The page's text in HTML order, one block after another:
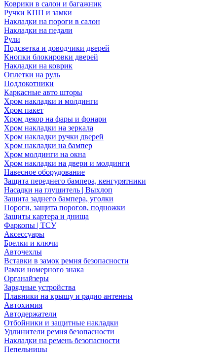
Коврики в салон и багажник
Ручки КПП и замки
Накладки на пороги в салон
Накладки на педали
Рули
Подсветка и доводчики дверей
Кнопки блокировки дверей
Накладки на коврик
Оплетки на руль
Подлокотники
Каркасные авто шторы
Хром накладки и молдинги
Хром пакет
Хром декор на фары и фонари
Хром накладки на зеркала
Хром накладки ручки дверей
Хром накладки на бампер
Хром молдинги на окна
Хром накладки на двери и молдинги
Навесное оборудование
Защита переднего бампера, кенгурятники
Насадки на глушитель | Выхлоп
Защита заднего бампера, уголки
Пороги, защита порогов, подножки
Защиты картера и днища
Фаркопы | ТСУ
Аксессуары
Брелки и ключи
Авточехлы
Вставки в замок ремня безопасности
Рамки номерного знака
Органайзеры
Зарядные устройства
Плавники на крышу и радио антенны
Автохимия
Автодержатели
Отбойники и защитные накладки
Удлинители ремня безопасности
Накладки на ремень безопасности
Пепельницы